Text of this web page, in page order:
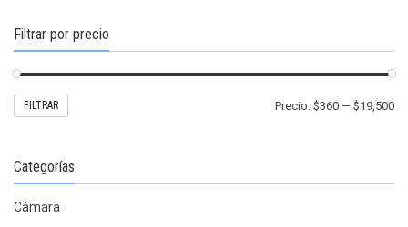
página
de
de
Filtrar por precio
FILTRAR Precio: $360 — $19,500
Categorías
Cámara